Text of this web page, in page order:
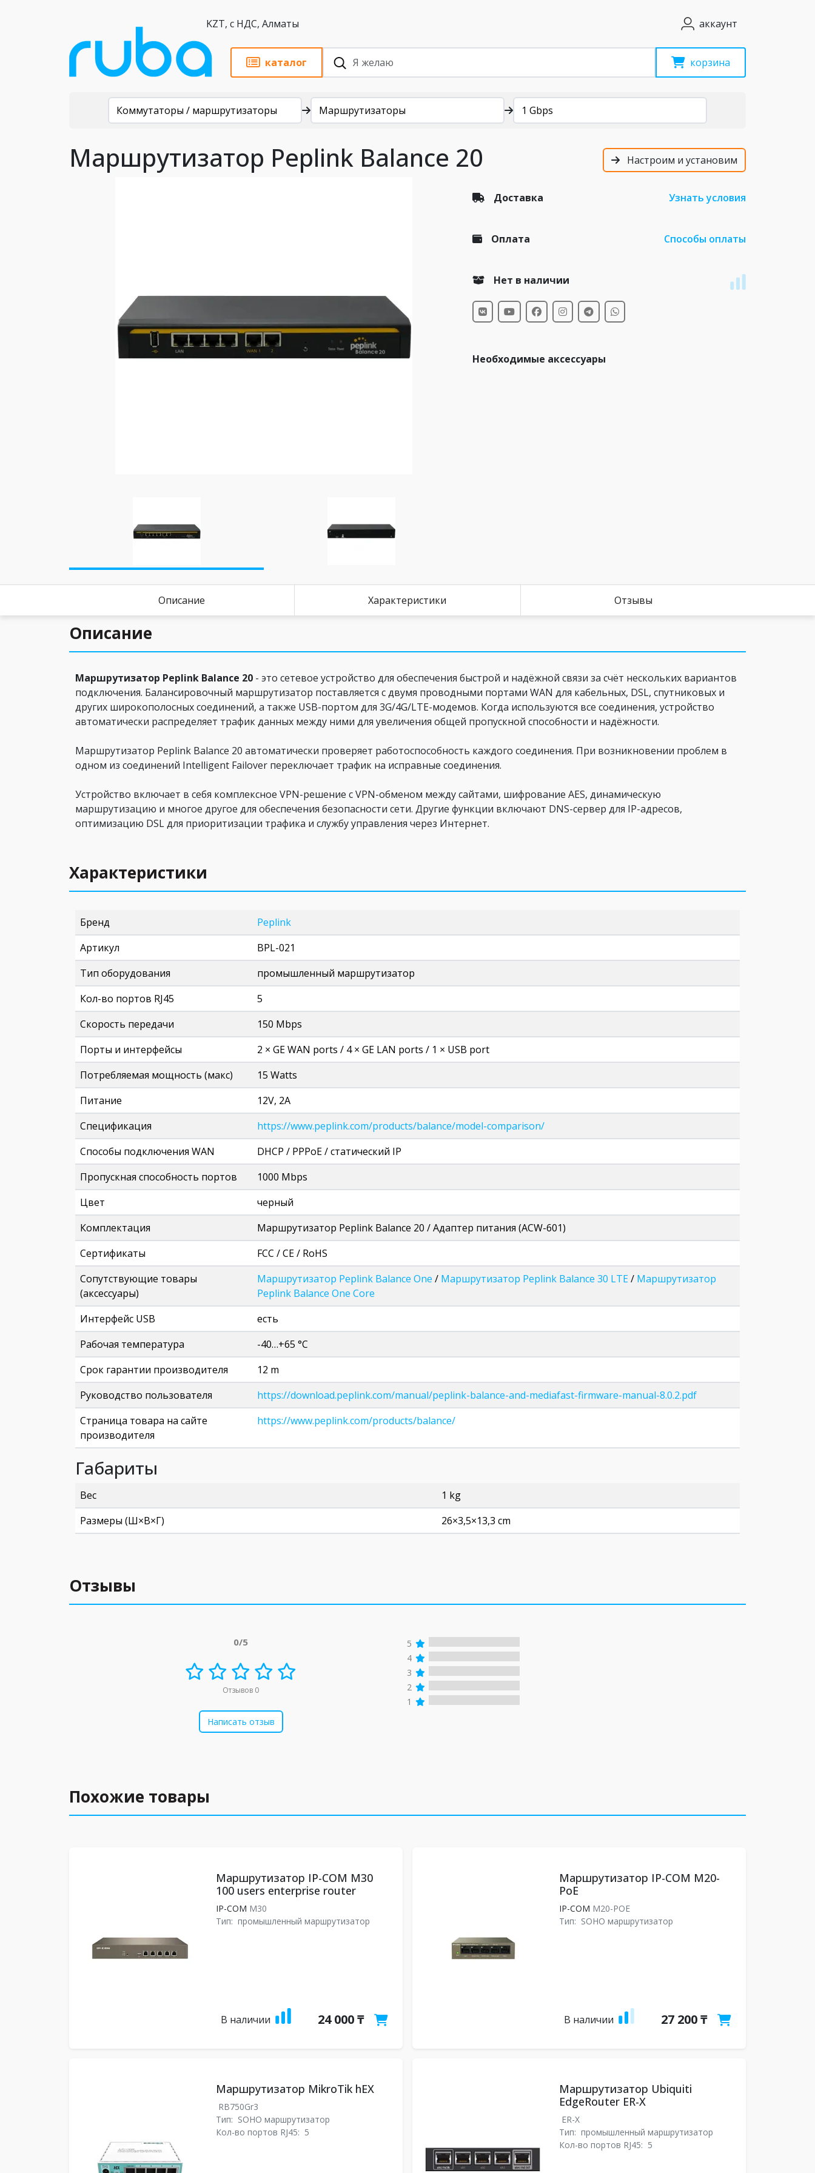
KZT, с НДС, Алматы аккаунт
каталог корзина
Каталог
Коммутаторы / маршрутизаторы Маршрутизаторы 1 Gbps
Маршрутизатор Peplink Balance 20 Настроим и установим
Доставка Узнать условия
Оплата Способы оплаты
Нет в наличии
Необходимые аксессуары
Описание Характеристики Отзывы
Описание
Маршрутизатор Peplink Balance 20 - это сетевое устройство для обеспечения быстрой и надёжной связи за счёт нескольких вариантов
подключения. Балансировочный маршрутизатор поставляется с двумя проводными портами WAN для кабельных, DSL, спутниковых и
других широкополосных соединений, а также USB-портом для 3G/4G/LTE-модемов. Когда используются все соединения, устройство
автоматически распределяет трафик данных между ними для увеличения общей пропускной способности и надёжности.
Маршрутизатор Peplink Balance 20 автоматически проверяет работоспособность каждого соединения. При возникновении проблем в
одном из соединений Intelligent Failover переключает трафик на исправные соединения.
Устройство включает в себя комплексное VPN-решение с VPN-обменом между сайтами, шифрование AES, динамическую
маршрутизацию и многое другое для обеспечения безопасности сети. Другие функции включают DNS-сервер для IP-адресов,
оптимизацию DSL для приоритизации трафика и службу управления через Интернет.
Характеристики
Бренд
Peplink
Артикул
BPL-021
Тип оборудования
промышленный маршрутизатор
Кол-во портов RJ45
5
Скорость передачи
150 Mbps
Порты и интерфейсы
2 × GE WAN ports / 4 × GE LAN ports / 1 × USB port
Потребляемая мощность (макс)
15 Watts
Питание
12V, 2A
Спецификация
https://www.peplink.com/products/balance/model-comparison/
Способы подключения WAN
DHCP / PPPoE / статический IP
Пропускная способность портов
1000 Mbps
Цвет
черный
Комплектация
Маршрутизатор Peplink Balance 20 / Адаптер питания (ACW-601)
Сертификаты
FCC / CE / RoHS
Сопутствующие товары
(аксессуары)
Маршрутизатор Peplink Balance One / Маршрутизатор Peplink Balance 30 LTE/ Маршрутизатор
Peplink Balance One Core
Интерфейс USB
есть
Рабочая температура
-40…+65 °C
Срок гарантии производителя
12 m
Руководство пользователя
https://download.peplink.com/manual/peplink-balance-and-mediafast-firmware-manual-8.0.2.pdf
Страница товара на сайте
производителя
https://www.peplink.com/products/balance/
Габариты
Вес
1 kg
Размеры (Ш×В×Г)
26×3,5×13,3 cm
Отзывы
0/5
Отзывов 0
Написать отзыв
5
4
3
2
1
Похожие товары
Маршрутизатор IP-COM М30
100 users enterprise router
IP-COM M30
Тип: промышленный маршрутизатор
В наличии 24 000 ₸
Маршрутизатор IP-COM M20-
PoE
IP-COM M20-POE
Тип: SOHO маршрутизатор
В наличии 27 200 ₸
Маршрутизатор MikroTik hEX
RB750Gr3
Тип: SOHO маршрутизатор
Кол-во портов RJ45: 5
Маршрутизатор Ubiquiti
EdgeRouter ER-X
ER-X
Тип: промышленный маршрутизатор
Кол-во портов RJ45: 5